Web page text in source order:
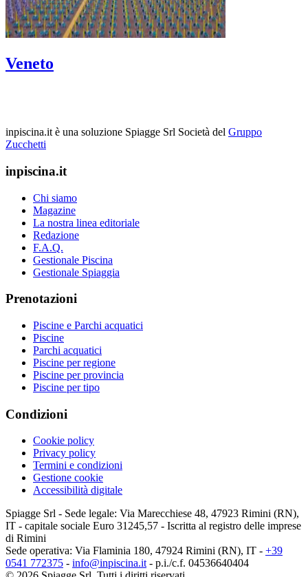
Veneto
inpiscina.it è una soluzione Spiagge Srl Società del Gruppo
Zucchetti
inpiscina.it
Chi siamo
Magazine
La nostra linea editoriale
Redazione
F.A.Q.
Gestionale Piscina
Gestionale Spiaggia
Prenotazioni
Piscine e Parchi acquatici
Piscine
Parchi acquatici
Piscine per regione
Piscine per provincia
Piscine per tipo
Condizioni
Cookie policy
Privacy policy
Termini e condizioni
Gestione cookie
Accessibilità digitale
Spiagge Srl - Sede legale: Via Marecchiese 48, 47923 Rimini (RN),
IT - capitale sociale Euro 31245,57 - Iscritta al registro delle imprese
di Rimini
Sede operativa: Via Flaminia 180, 47924 Rimini (RN), IT - +39
0541 772375 - info@inpiscina.it- p.i./c.f. 04536640404